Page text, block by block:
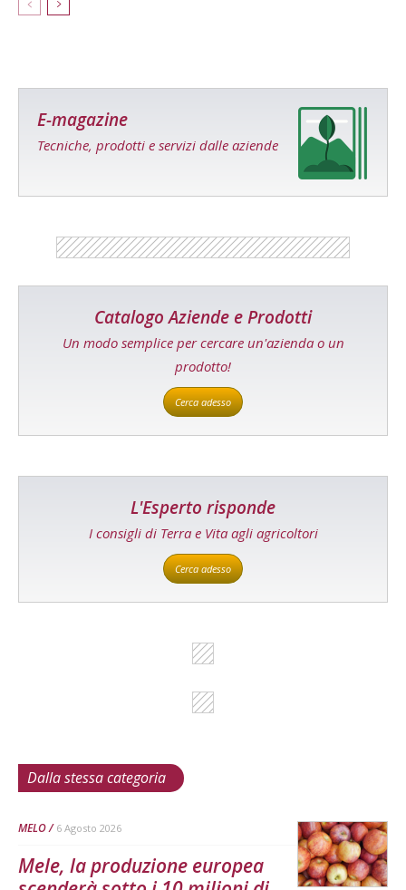
E-magazine
Tecniche, prodotti e servizi dalle aziende
Catalogo Aziende e Prodotti
Un modo semplice per cercare un'azienda o un
prodotto!
Cerca adesso
L'Esperto risponde
I consigli di Terra e Vita agli agricoltori
Cerca adesso
Dalla stessa categoria
MELO 6 Agosto 2026
Mele, la produzione europea